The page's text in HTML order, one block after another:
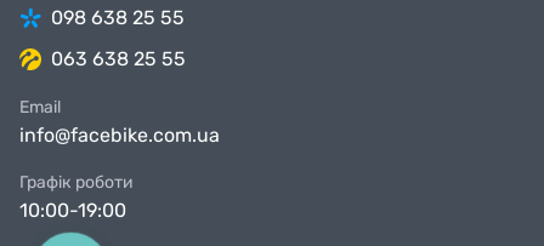
098 638 25 55
063 638 25 55
Email
info@facebike.com.ua
Графік роботи
10:00-19:00